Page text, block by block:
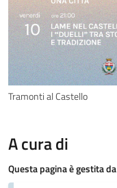
Tramonti al Castello
A cura di
Questa pagina è gestita da